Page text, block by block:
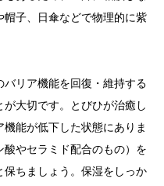
子、日傘などで物理的に紫
バリア機能を回復・維持する
大切です。とびひが治癒し
能が低下した状態にありま
やセラミド配合のもの）を
ちましょう。保湿をしっか